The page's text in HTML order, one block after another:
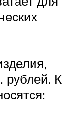
рублей. К